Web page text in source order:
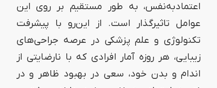
اعتمادبه‌نفس، به طور مستقیم بر روی این
عوامل تاثیرگذار است. از این‌رو با پیشرفت
تکنولوژی و علم پزشکی در عرصه جراحی‌های
زیبایی، هر روزه آمار افرادی که با نارضایتی از
اندام و بدن خود، سعی در بهبود ظاهر و در